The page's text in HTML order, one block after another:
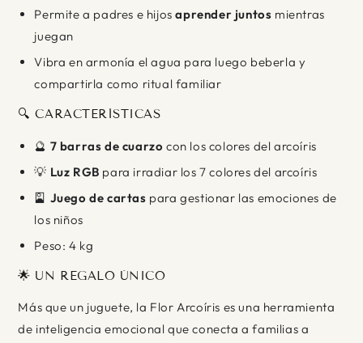
Permite a padres e hijosaprender juntos mientras
juegan
Vibra en armonía el agua para luego beberla y
compartirla como ritual familiar
🔍 CARACTERÍSTICAS
🔮 7 barras de cuarzo con los colores del arcoíris
💡 Luz RGB para irradiar los 7 colores del arcoíris
🎴 Juego de cartas para gestionar las emociones de
los niños
Peso: 4 kg
🌟 UN REGALO ÚNICO
Más que un juguete, la Flor Arcoíris es una herramienta
de inteligencia emocional que conecta a familias a